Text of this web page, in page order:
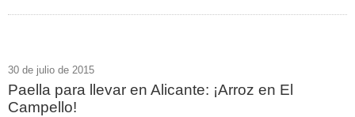
30 de julio de 2015
Paella para llevar en Alicante: ¡Arroz en El
Campello!